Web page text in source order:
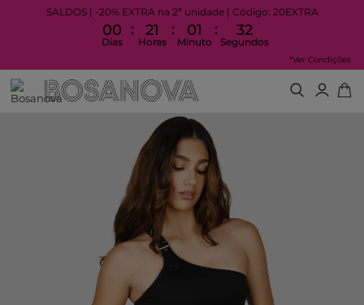
SALDOS | -20% EXTRA na 2ª unidade | Código: 20EXTRA
00
Dias
: 21
Horas
: 01
Minuto
: 32
Segundos
*Ver Condições